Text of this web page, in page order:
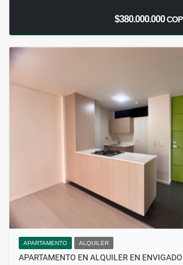
$380.000.000COP
APARTAMENTO ALQUILER
APARTAMENTO EN ALQUILER EN ENVIGADO